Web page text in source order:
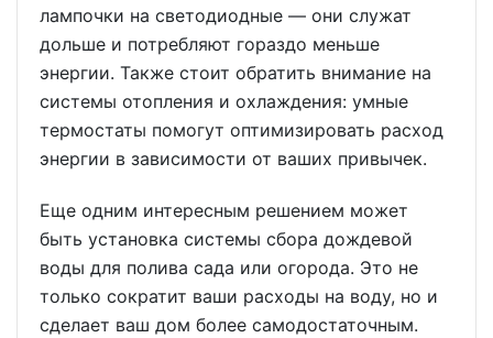
лампочки на светодиодные — они служат
дольше и потребляют гораздо меньше
энергии. Также стоит обратить внимание на
системы отопления и охлаждения: умные
термостаты помогут оптимизировать расход
энергии в зависимости от ваших привычек.
Еще одним интересным решением может
быть установка системы сбора дождевой
воды для полива сада или огорода. Это не
только сократит ваши расходы на воду, но и
сделает ваш дом более самодостаточным.